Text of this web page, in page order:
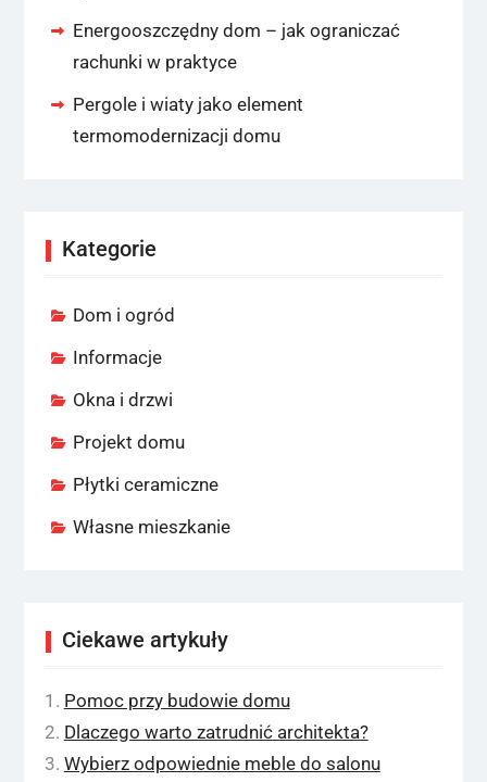
Energooszczędny dom – jak ograniczać
rachunki w praktyce
Pergole i wiaty jako element
termomodernizacji domu
Kategorie
Dom i ogród
Informacje
Okna i drzwi
Projekt domu
Płytki ceramiczne
Własne mieszkanie
Ciekawe artykuły
Pomoc przy budowie domu
Dlaczego warto zatrudnić architekta?
Wybierz odpowiednie meble do salonu